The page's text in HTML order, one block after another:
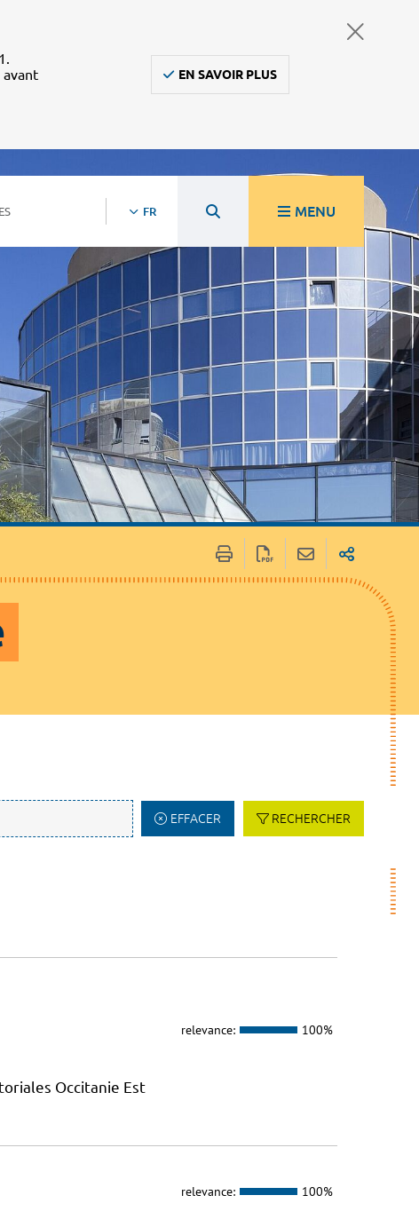
avant
EN SAVOIR PLUS
FR MENU
EFFACER RECHERCHER
relevance: 100%
Occitanie Est
relevance: 100%